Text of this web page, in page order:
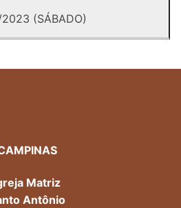
(SÁBADO)
Matriz
Antônio